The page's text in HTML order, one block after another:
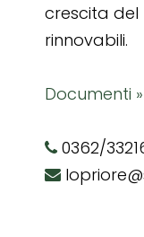
crescita del
rinnovabili.
Documenti »
0362/